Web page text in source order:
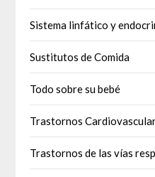
Sistema linfático y
Sustitutos de Comida
Todo sobre su bebé
Trastornos
Trastornos de las vías